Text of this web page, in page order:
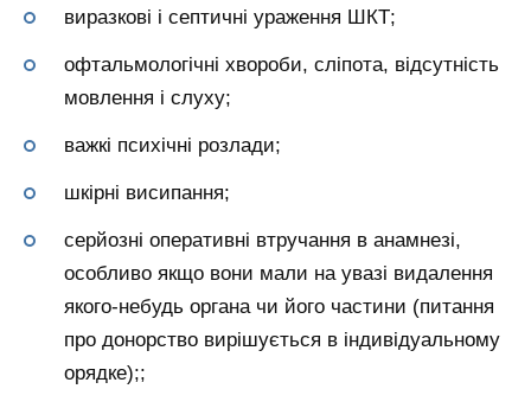
виразкові і септичні ураження ШКТ;
офтальмологічні хвороби, сліпота, відсутність
мовлення і слуху;
важкі психічні розлади;
шкірні висипання;
серйозні оперативні втручання в анамнезі,
особливо якщо вони мали на увазі видалення
якого-небудь органа чи його частини (питання
про донорство вирішується в індивідуальному
орядке);;